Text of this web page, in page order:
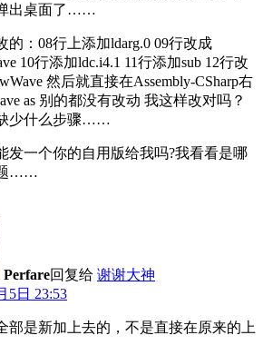
出桌面了……
的：08行上添加ldarg.0 09行改成
10行添加ldc.i4.1 11行添加sub 12行改
然后就直接在Assembly-CSharp右
as 别的都没有改动 我这样改对吗？
少什么步骤……
发一个你的自用版给我吗?我看看是哪
……
Perfare回复给 谢谢大神
5日 23:53
部是新加上去的，不是直接在原来的上